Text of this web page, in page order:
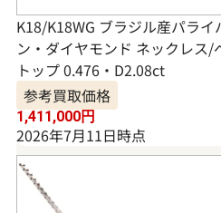
K18/K18WG ブラジル産パライ
ン・ダイヤモンド ネックレス/
トップ 0.476・D2.08ct
参考買取価格
1,411,000円
2026年7月11日時点